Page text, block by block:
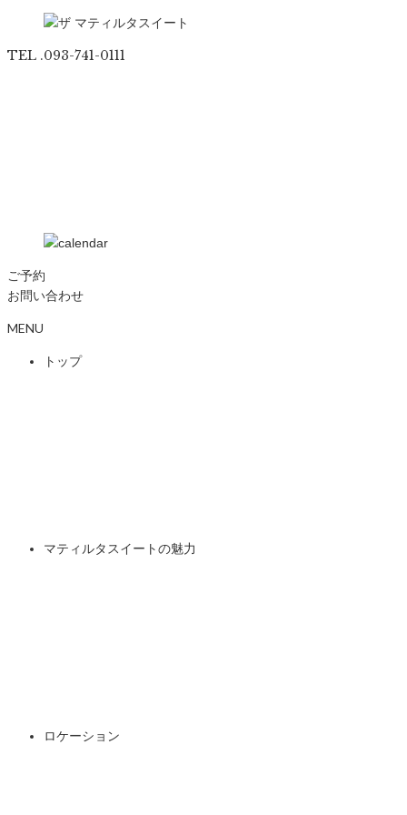
TEL .093-741-0111
ご予約
お問い合わせ
MENU
トップ
マティルタスイートの魅力
ロケーション